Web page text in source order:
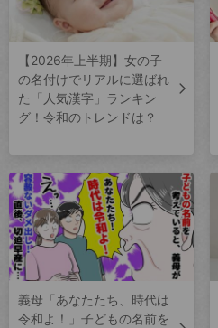
【2026年上半期】女の子
の名付けでリアルに選ばれ
た「人気漢字」ランキン
グ！令和のトレンドは？
義母「あなたたち、時代は
令和よ！」子どもの名前を